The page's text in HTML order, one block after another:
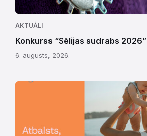
AKTUĀLI
Konkurss “Sēlijas sudrabs 2026”
6. augusts, 2026.